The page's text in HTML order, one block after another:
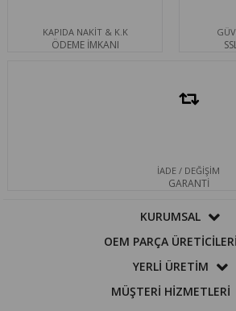
KAPIDA NAKİT & K.K
ÖDEME İMKANI
İADE / DEĞİŞİM
GARANTİ
KURUMSAL
OEM PARÇA ÜRETİCİLERİ
YERLİ ÜRETİM
MÜŞTERİ HİZMETLERİ